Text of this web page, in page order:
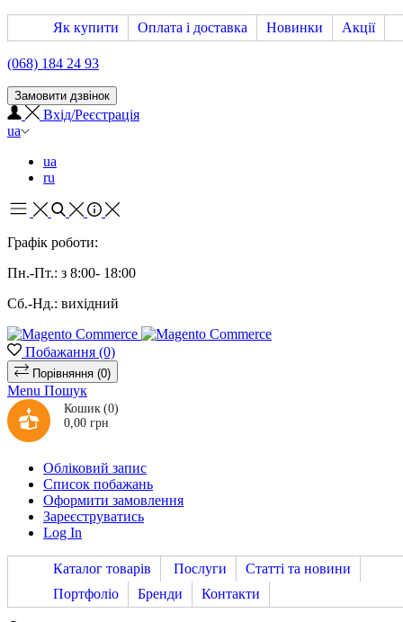
Як купити Оплата і доставка Новинки Акції
(068) 184 24 93
Замовити дзвінок
Вхід/Реєстрація
ua
ua
ru
Графік роботи:
Пн.-Пт.: з 8:00- 18:00
Сб.-Нд.: вихідний
Побажання (0)
Порівняння (0)
Menu Пошук
Кошик (0)
0,00 грн
Обліковий запис
Список побажань
Оформити замовлення
Зареєструватись
Log In
Каталог товарів Послуги
Статті та новини
Портфоліо
Бренди Контакти